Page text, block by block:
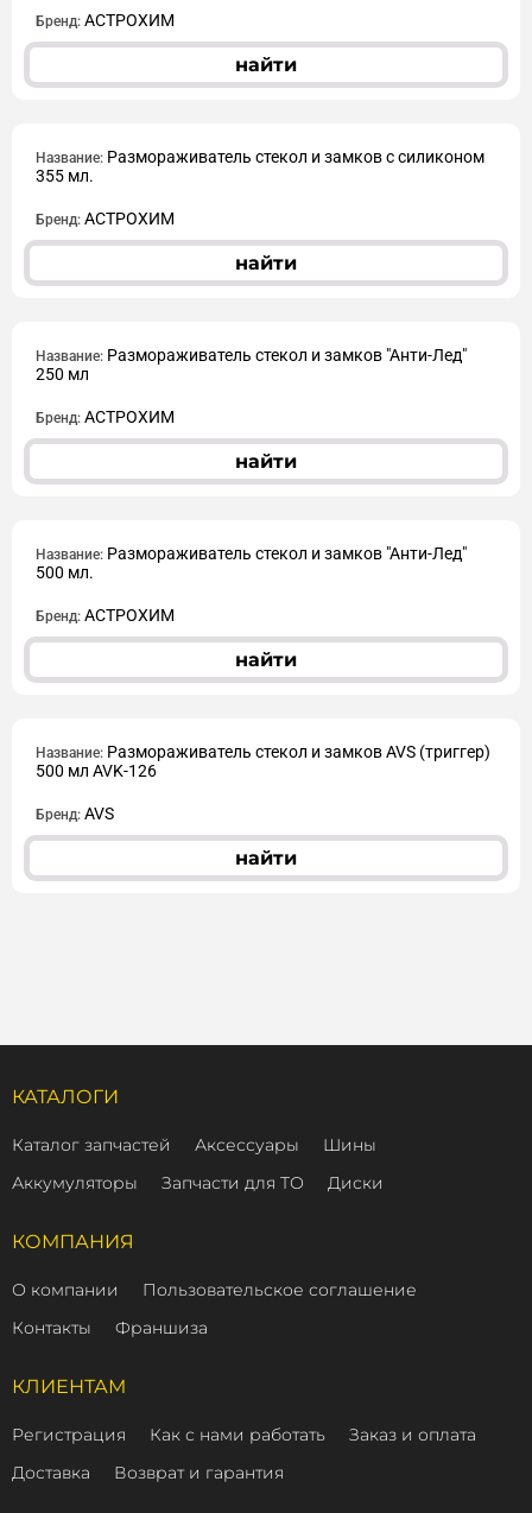
Бренд: АСТРОХИМ
найти
Название: Размораживатель стекол и замков с силиконом
355 мл.
Бренд: АСТРОХИМ
найти
Название: Размораживатель стекол и замков "Анти-Лед"
250 мл
Бренд: АСТРОХИМ
найти
Название: Размораживатель стекол и замков "Анти-Лед"
500 мл.
Бренд: АСТРОХИМ
найти
Название: Размораживатель стекол и замков AVS (триггер)
500 мл AVK-126
Бренд: AVS
найти
КАТАЛОГИ
Каталог запчастей Аксессуары
Шины
Аккумуляторы
Запчасти для ТО Диски
КОМПАНИЯ
О компании
Пользовательское соглашение
Контакты
Франшиза
КЛИЕНТАМ
Регистрация Как с нами работать
Заказ и оплата
Доставка
Возврат и гарантия